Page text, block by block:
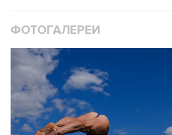
ФОТОГАЛЕРЕИ